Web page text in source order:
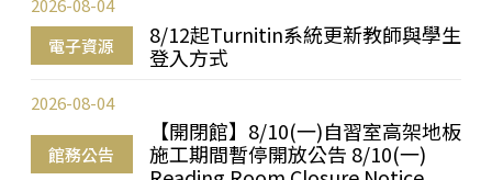
電子資源
8/12起Turnitin系統更新教師與學生
登入方式
2026-08-04
館務公告
【開閉館】8/10(一)自習室高架地板
施工期間暫停開放公告 8/10(一)
2026-08-04